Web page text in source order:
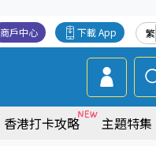
繁
下載 App
商戶中心
香港打卡攻略 主題特集